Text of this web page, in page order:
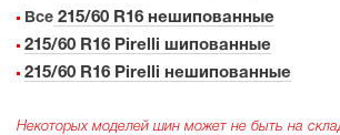
Все 215/60 R16 нешипованные
215/60 R16 Pirelli шипованные
215/60 R16 Pirelli нешипованные
Некоторых моделей шин может не быть на